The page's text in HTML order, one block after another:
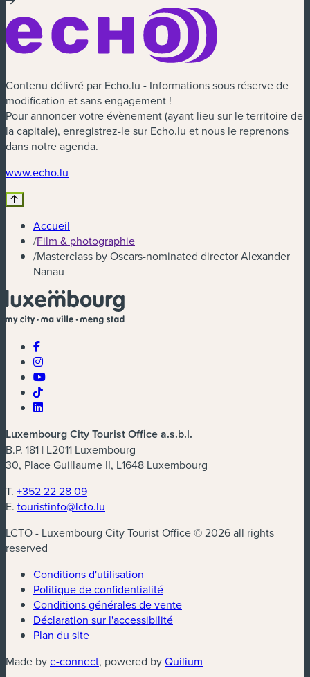
Contenu délivré par Echo.lu - Informations sous réserve de
modification et sans engagement !
Pour annoncer votre évènement (ayant lieu sur le territoire de
la capitale), enregistrez-le sur Echo.lu et nous le reprenons
dans notre agenda.
www.echo.lu
Accueil
/Film & photographie
/Masterclass by Oscars-nominated director Alexander
Nanau
Luxembourg City Tourist Office a.s.b.l.
B.P. 181 | L2011 Luxembourg
30, Place Guillaume II, L1648 Luxembourg
T. +352 22 28 09
E. touristinfo@lcto.lu
LCTO - Luxembourg City Tourist Office © 2026 all rights
reserved
Conditions d'utilisation
Politique de confidentialité
Conditions générales de vente
Déclaration sur l'accessibilité
Plan du site
Made bye-connect(nouvelle fenêtre)
, powered byQuilium